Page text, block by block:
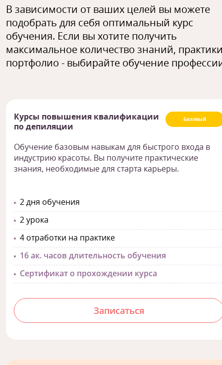
В зависимости от ваших целей вы можете
подобрать для себя оптимальный курс
обучения. Если вы хотите получить
максимальное количество знаний,
портфолио - выбирайте обучение
Базовый
Курсы повышения квалификации
по депиляции
Обучение базовым навыкам для быстрого входа в
индустрию красоты. Вы получите практические
знания, необходимые для старта карьеры.
2 дня обучения
2 урока
4 отработки на практике
16 ак. часов длительность обучения
Сертификат о прохождении курса
Записаться